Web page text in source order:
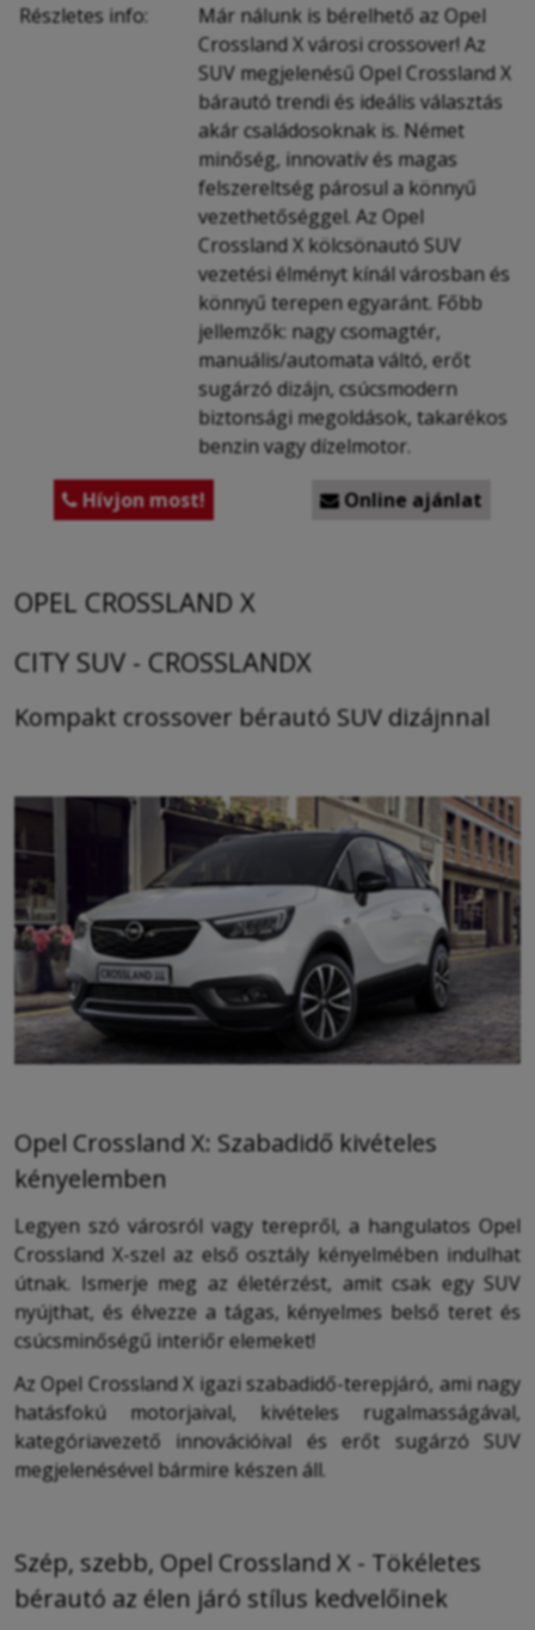
Részletes info:
Már nálunk is bérelhető az Opel
Crossland X városi crossover! Az
SUV megjelenésű Opel Crossland X
bárautó trendi és ideális választás
akár családosoknak is. Német
minőség, innovatív és magas
felszereltség párosul a könnyű
vezethetőséggel. Az Opel
Crossland X kölcsönautó SUV
vezetési élményt kínál városban és
könnyű terepen egyaránt. Főbb
jellemzők: nagy csomagtér,
manuális/automata váltó, erőt
sugárzó dizájn, csúcsmodern
biztonsági megoldások, takarékos
benzin vagy dízelmotor.
 Hívjon most! Online ajánlat
OPEL CROSSLAND X
CITY SUV - CROSSLANDX
Kompakt crossover bérautó SUV dizájnnal
Opel Crossland X: Szabadidő kivételes
kényelemben
Legyen szó városról vagy terepről, a hangulatos Opel
Crossland X-szel az első osztály kényelmében indulhat
útnak. Ismerje meg az életérzést, amit csak egy SUV
nyújthat, és élvezze a tágas, kényelmes belső teret és
csúcsminőségű interiőr elemeket!
Az Opel Crossland X igazi szabadidő-terepjáró, ami nagy
hatásfokú motorjaival, kivételes rugalmasságával,
kategóriavezető innovációival és erőt sugárzó SUV
megjelenésével bármire készen áll.
Szép, szebb, Opel Crossland X - Tökéletes
bérautó az élen járó stílus kedvelőinek